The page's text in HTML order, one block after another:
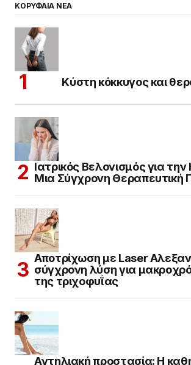
ΚΟΡΥΦΑΙΑ ΝΕΑ
Κύστη κόκκυγος και
Ιατρικός Βελονισμός για την
Μια Σύγχρονη Θεραπευτική
Αποτρίχωση με Laser
σύγχρονη λύση για
της τριχοφυΐας
Αντηλιακή προστασία: Η